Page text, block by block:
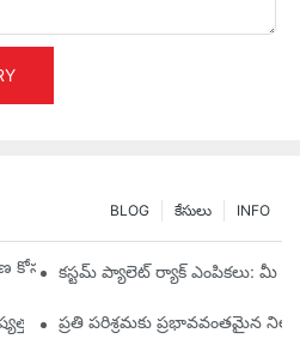
INFO
కేసులు
BLOG
కోసం అగ్ర పారిశ్రామిక ర్యాకింగ్ పరిష్కారాలు
కస్టమ్ ప్యాలెట్ ర్యాక్ ఎంపికలు: మీ
ట్రెండ్స్ మరియు ఇన్నోవేషన్లు
ప్రతి పరిశ్రమకు ప్రభావవంతమైన